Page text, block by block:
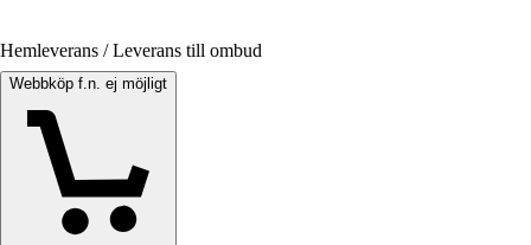
Hemleverans / Leverans till ombud
Webbköp f.n. ej möjligt